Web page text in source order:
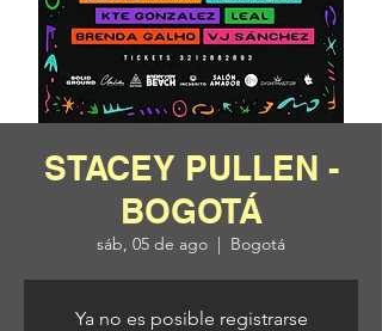
STACEY PULLEN -
BOGOTÁ
sáb, 05 de ago
  |
Bogotá
Ya no es posible registrarse